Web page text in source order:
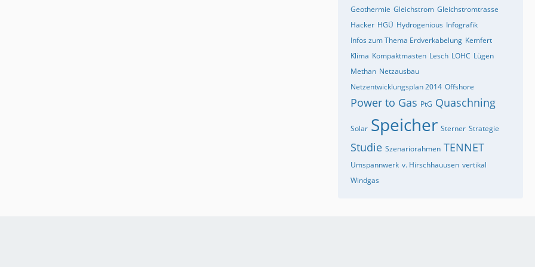
Geothermie Gleichstrom Gleichstromtrasse
Hacker HGÜ Hydrogenious Infografik
Infos zum Thema Erdverkabelung Kemfert
Klima Kompaktmasten Lesch LOHC Lügen
Methan Netzausbau
Netzentwicklungsplan 2014 Offshore
Power to Gas PtG Quaschning
Solar Speicher Sterner Strategie
Studie Szenariorahmen TENNET
Umspannwerk v. Hirschhauusen vertikal
Windgas